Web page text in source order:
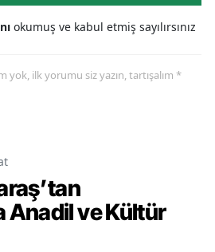
okumuş ve kabul etmiş sayılırsınız
yok, ilk yorumu siz yazın, tartışalım *
Anadil ve Kültür